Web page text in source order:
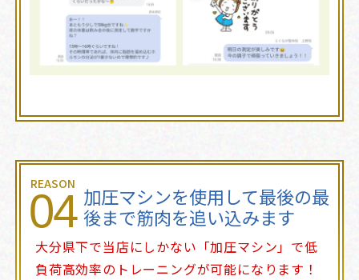
REASON
04 加圧マシンを使用して最後の最
後まで筋肉を追い込みます
大分県下で当店にしかない「加圧マシン」で低
負荷高効率のトレーニングが可能になります！